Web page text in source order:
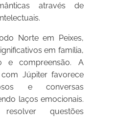
através de
Norte em Peixes,
em família,
e compreensão. A
Júpiter favorece
e conversas
laços emocionais.
questões